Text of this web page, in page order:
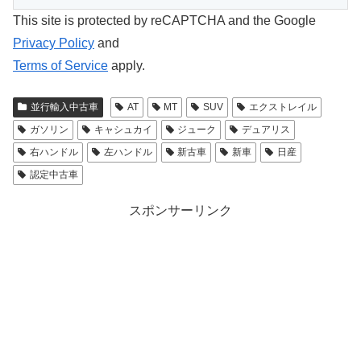
This site is protected by reCAPTCHA and the Google
Privacy Policy and
Terms of Service apply.
並行輸入中古車 AT MT SUV
エクストレイル
ガソリン
キャシュカイ ジューク
デュアリス
右ハンドル
左ハンドル 新古車 新車
日産
認定中古車
スポンサーリンク